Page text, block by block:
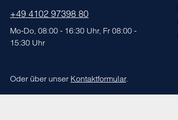
+49 4102 97398 80
Mo-Do, 08:00 - 16:30 Uhr, Fr 08:00 -
15:30 Uhr
Oder über unser Kontaktformular.